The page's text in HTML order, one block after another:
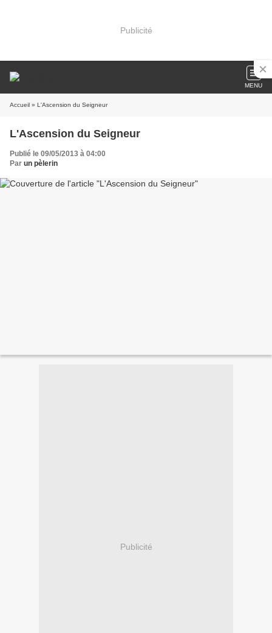
Publicité
MENU
Accueil » L'Ascension du Seigneur
L'Ascension du Seigneur
Publié le 09/05/2013 à 04:00
Par un pèlerin
Publicité